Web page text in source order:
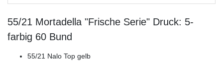
55/21 Mortadella "Frische Serie" Druck: 5-
farbig 60 Bund
55/21 Nalo Top gelb